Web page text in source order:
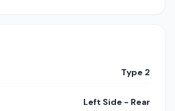
Type 2
Left Side - Rear